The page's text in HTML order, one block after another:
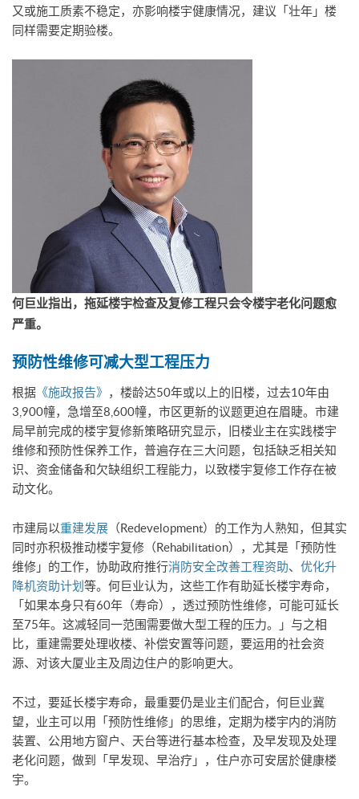
又或施工质素不稳定，亦影响楼宇健康情况，建议「壮年」楼
同样需要定期验楼。
何巨业指出，拖延楼宇检查及复修工程只会令楼宇老化问题愈
严重。
预防性维修可减大型工程压力
根据 《施政报告》 ，楼龄达50年或以上的旧楼，过去10年由
3,900幢，急增至8,600幢，市区更新的议题更迫在眉睫。市建
局早前完成的楼宇复修新策略研究显示，旧楼业主在实践楼宇
维修和预防性保养工作，普遍存在三大问题，包括缺乏相关知
识、资金储备和欠缺组织工程能力，以致楼宇复修工作存在被
动文化。
市建局以重建发展 （Redevelopment）的工作为人熟知，但其实
同时亦积极推动​​楼宇复修（Rehabilitation），尤其是「预防性
维修」的工作，协助政府推行消防安全改善工程资助、 优化升
降机资助计划等。何巨业认为，这些工作有助延长楼宇寿命，
「如果本身只有60年（寿命），透过预防性维修，可能可延长
至75年。这减轻同一范围需要做大型工程的压力。」与之相
比，重建需要处理收楼、补偿安置等问题，要运用的社会资
源、对该大厦业主及周边住户的影响更大。
不过，要延长楼宇寿命，最重要仍是业主们配合，何巨业冀
望，业主可以用「预防性维修」的思维，定期为楼宇内的消防
装置、公用地方窗户、天台等进行基本检查，及早发现及处理
老化问题，做到「早发现、早治疗」，住户亦可安居於健康楼
宇。